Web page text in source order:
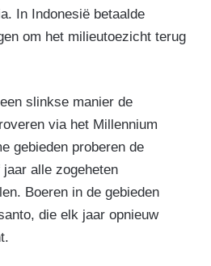
In Indonesië betaalde
om het milieutoezicht terug
slinkse manier de
via het Millennium
gebieden proberen de
alle zogeheten
Boeren in de gebieden
die elk jaar opnieuw